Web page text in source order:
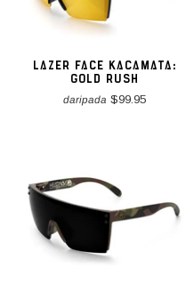
LAZER FACE KACAMATA:
GOLD RUSH
daripada $99.95